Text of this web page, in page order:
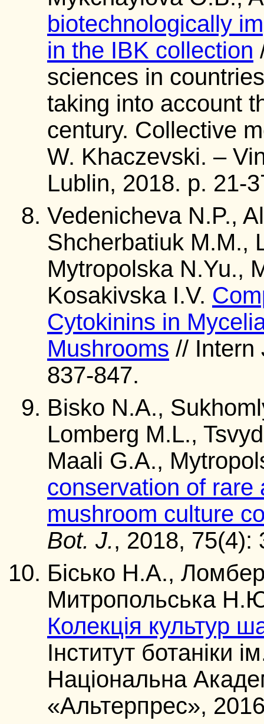
biotechnologically
in the IBK collection
sciences in
taking into account
century. Collective
W. Khaczevski. –
Lublin, 2018. p. 21-
Vedenicheva N.P.,
Shcherbatiuk M.M.,
Mytropolska N.Yu.,
Kosakivska I.V.
Cytokinins in
Mushrooms // Intern
837-847.
Bisko N.A.,
Lomberg M.L.,
Maali G.A.,
conservation of rare
mushroom culture
Bot. J., 2018, 75(4):
Бісько Н.А.,
Митропольська
Колекція культур
Інститут ботаніки
Національна
«Aльтерпрес»,